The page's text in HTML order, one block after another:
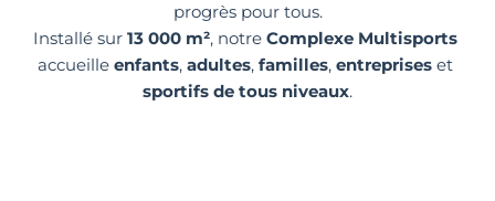
progrès pour tous.
Installé sur 13 000 m², notre Complexe Multisports
accueille enfants, adultes, familles, entreprises
sportifs de tous niveaux.